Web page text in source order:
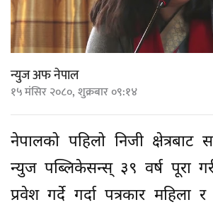
न्युज अफ नेपाल
१५ मंसिर २०८०, शुक्रबार ०९:१४
नेपालको पहिलो निजी क्षेत्रबाट
न्युज पब्लिकेसन्स् ३९ वर्ष पूरा
प्रवेश गर्दे गर्दा पत्रकार महिला